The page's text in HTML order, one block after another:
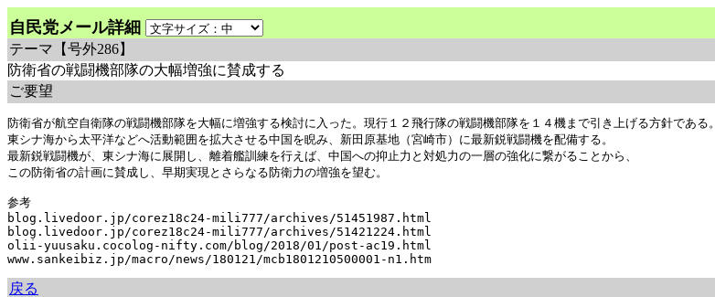
自民党メール詳細
テーマ 【号外286】
防衛省の戦闘機部隊の大幅増強に賛成する
ご要望
防衛省が航空自衛隊の戦闘機部隊を大幅に増強する検討に入った。現行１２飛行隊の戦闘機部隊を１４機まで引き上げる方針である。
東シナ海から太平洋などへ活動範囲を拡大させる中国を睨み、新田原基地（宮崎市）に最新鋭戦闘機を配備する。
最新鋭戦闘機が、東シナ海に展開し、離着艦訓練を行えば、中国への抑止力と対処力の一層の強化に繋がることから、
この防衛省の計画に賛成し、早期実現とさらなる防衛力の増強を望む。
参考
blog.livedoor.jp/corez18c24-mili777/archives/51451987.html
blog.livedoor.jp/corez18c24-mili777/archives/51421224.html
olii-yuusaku.cocolog-nifty.com/blog/2018/01/post-ac19.html
戻る